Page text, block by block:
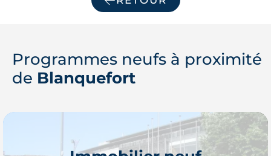
Programmes neufs à proximité
de Blanquefort